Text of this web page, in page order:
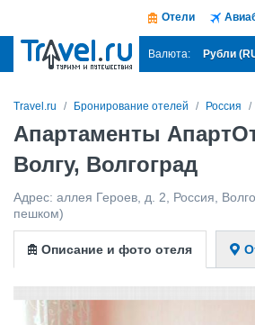
Отели
Валюта: Рубли
Travel.ru Бронирование отелей Россия
Апартаменты
Волгу, Волгоград
Адрес: аллея Героев, д. 2 Россия
пешком)
Описание и фото отеля